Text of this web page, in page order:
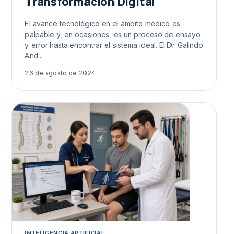
El avance tecnológico en el ámbito médico es
palpable y, en ocasiones, es un proceso de ensayo
y error hasta encontrar el sistema ideal. El Dr. Galindo
And...
26 de agosto de 2024